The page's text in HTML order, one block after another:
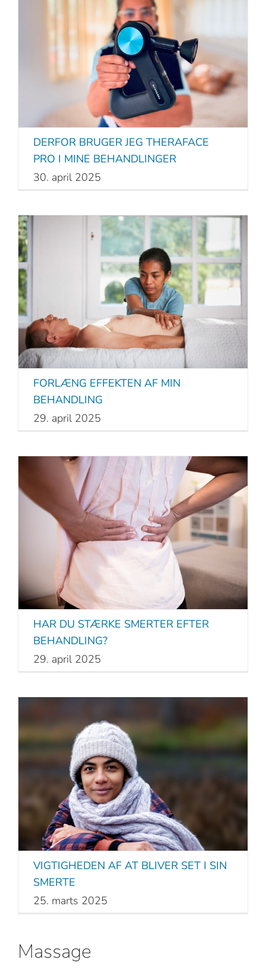
DERFOR BRUGER JEG THERAFACE
PRO I MINE BEHANDLINGER
30. april 2025
FORLÆNG EFFEKTEN AF MIN
BEHANDLING
29. april 2025
HAR DU STÆRKE SMERTER EFTER
BEHANDLING?
29. april 2025
VIGTIGHEDEN AF AT BLIVER SET I SIN
SMERTE
25. marts 2025
Massage